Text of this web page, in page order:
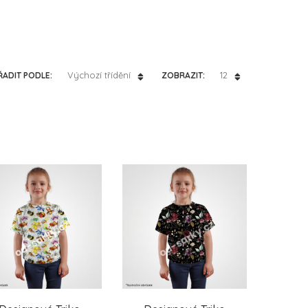
ZOBRAZIT: 12
PODLE: Výchozí třídění